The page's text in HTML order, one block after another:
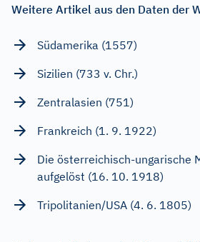
Weitere Artikel aus den Daten der
Südamerika (1557)
Sizilien (733 v. Chr.)
Zentralasien (751)
Frankreich (1. 9. 1922)
Die österreichisch-ungarische
aufgelöst (16. 10. 1918)
Tripolitanien/USA (4. 6. 1805)